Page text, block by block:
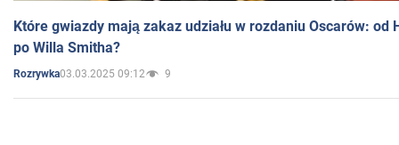
Które gwiazdy mają zakaz udziału w rozdaniu Oscarów: od
po Willa Smitha?
Rozrywka03.03.2025 09:12 9